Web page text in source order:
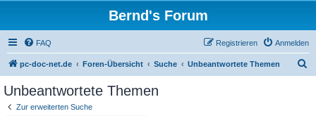
Bernd's Forum
FAQ Anmelden
Registrieren
pc-doc-net.de Foren-Übersicht Suche Unbeantwortete Themen
Unbeantwortete Themen
Zur erweiterten Suche